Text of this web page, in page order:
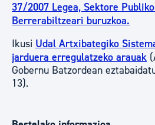
37/2007 Legea, Sektore
Berrerabiltzeari buruzkoa.
Ikusi Udal Artxibategiko
jarduera erregulatzeko arauak
Gobernu Batzordean
13).